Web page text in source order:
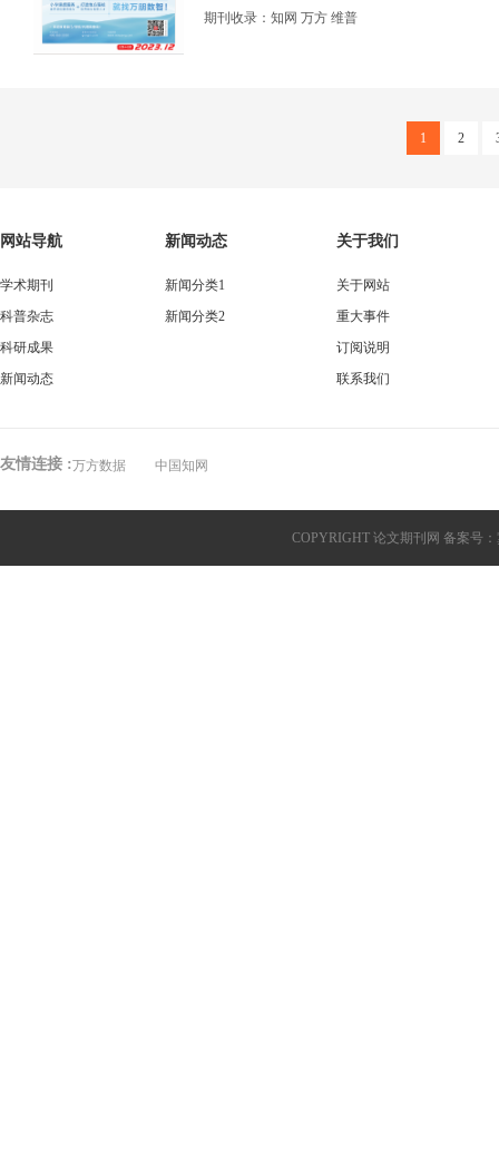
期刊收录：知网 万方 维普
1 2
网站导航
学术期刊
科普杂志
科研成果
新闻动态
新闻动态
新闻分类1
新闻分类2
关于我们
关于网站
重大事件
订阅说明
联系我们
友情连接 :万方数据 中国知网
COPYRIGHT 论文期刊网 备案号：